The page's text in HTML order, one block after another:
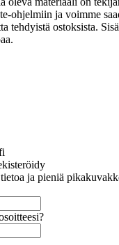
ohjelmiin ja voimme
tehdyistä ostoksista.
ja pieniä